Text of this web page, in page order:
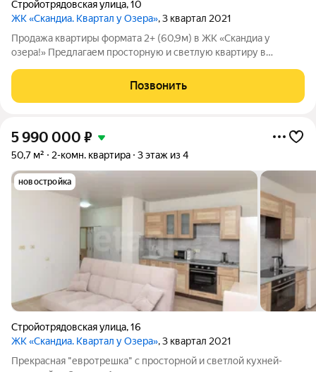
Стройотрядовская улица,10
ЖК «Скандиа. Квартал у Озера», 3 квартал 2021
Продажа квартиры формата 2+ (60,9м) в ЖК «Скандиа у
озера!» Предлагаем просторную и светлую квартиру в
расположен в экологически чистом районе, всего в
Позвонить
5 990 000 ₽
50,7 м² 2-комн. квартира 3 этаж из 4
новостройка
Стройотрядовская улица,16
ЖК «Скандиа. Квартал у Озера», 3 квартал 2021
Прекрасная "евротрешка" с просторной и светлой кухней-